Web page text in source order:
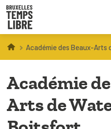
Infos parents
Droit au loisir
Coordinations ATL
Académie des Beaux-
Académie
Arts de